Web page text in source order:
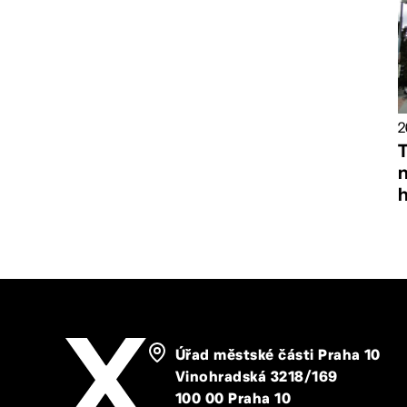
Úřad městské části Praha 10
Vinohradská 3218/169
100 00 Praha 10